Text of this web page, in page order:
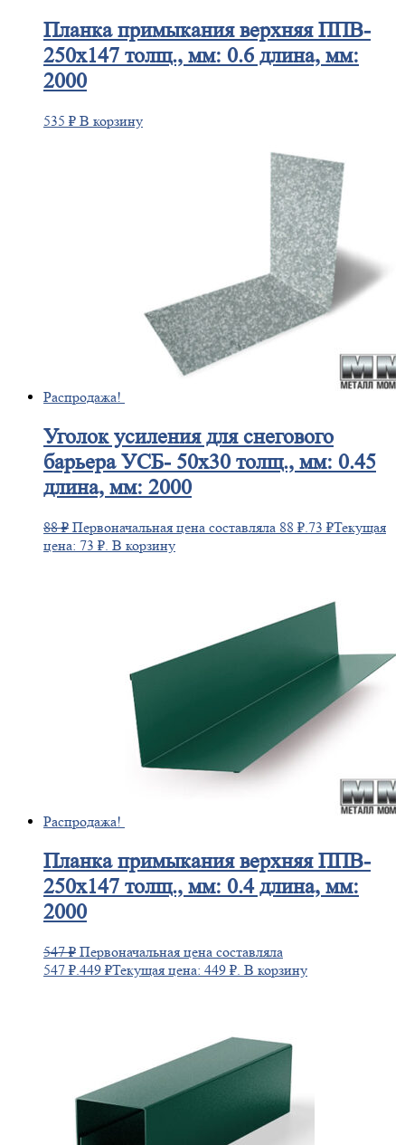
Планкапримыкания верхняя ППВ-
250х147 толщ., мм: 0.6 длина, мм:
2000
535 ₽ В корзину
Распродажа!
Уголокусиления для снегового
барьера УСБ- 50х30 толщ., мм: 0.45
длина, мм: 2000
88₽ Первоначальная цена составляла 88 ₽.73 ₽Текущая
цена: 73 ₽. В корзину
Распродажа!
Планкапримыкания верхняя ППВ-
250х147 толщ., мм: 0.4 длина, мм:
2000
547₽ Первоначальная цена составляла
547 ₽.449 ₽Текущая цена: 449 ₽. В корзину